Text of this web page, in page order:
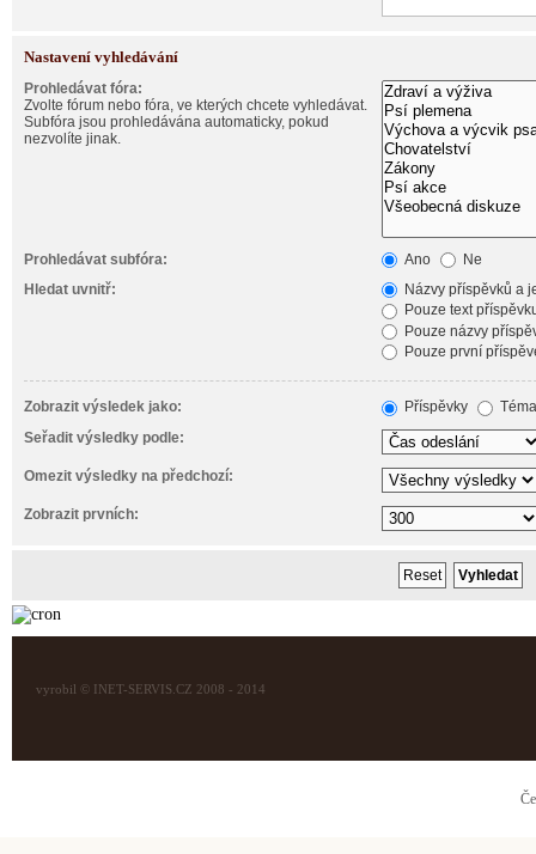
Nastavení vyhledávání
Prohledávat fóra:
Zvolte fórum nebo fóra, ve kterých chcete vyhledávat.
Subfóra jsou prohledávána automaticky, pokud
nezvolíte jinak.
Prohledávat subfóra: Ano
Ne
Hledat uvnitř:
Názvy příspěvků a
Pouze text
Pouze názvy
Pouze první
Zobrazit výsledek jako: Příspěvky
Seřadit výsledky podle:
Omezit výsledky na předchozí:
Zobrazit prvních:
vyrobil © INET-SERVIS.CZ 2008 - 2014